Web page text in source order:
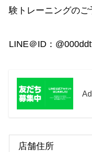
験トレーニングのご
LINE＠ID：
店舗住所